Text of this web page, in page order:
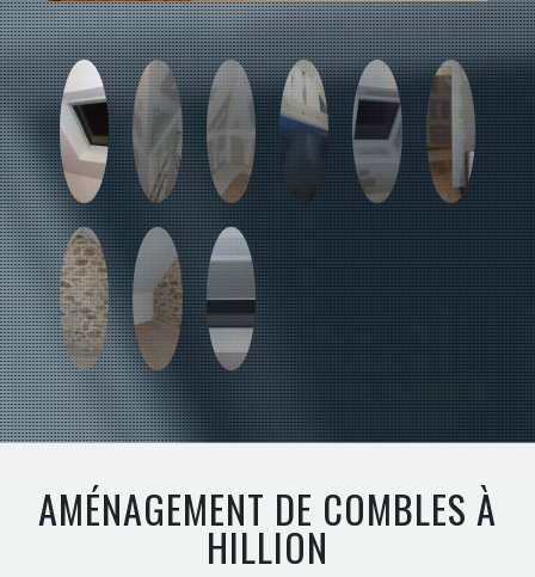
AMÉNAGEMENT DE COMBLES À
HILLION